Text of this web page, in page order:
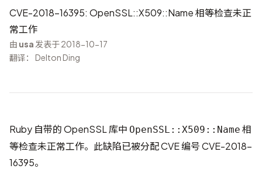
CVE-2018-16395: OpenSSL::X509::Name 相等检查未正
常工作
由 usa 发表于 2018-10-17
翻译： Delton Ding
Ruby 自带的 OpenSSL 库中 OpenSSL::X509::Name 相
等检查未正常工作。此缺陷已被分配 CVE 编号CVE-2018-
16395。